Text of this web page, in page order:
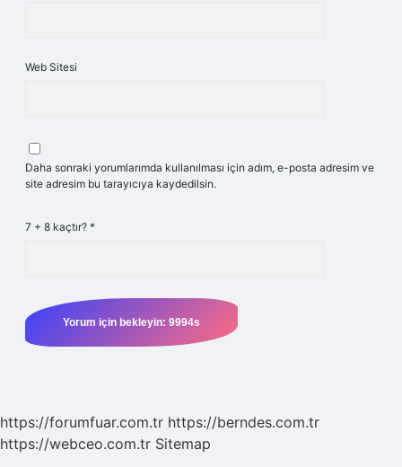
Web Sitesi
Daha sonraki yorumlarımda kullanılması için adım, e-posta adresim ve
site adresim bu tarayıcıya kaydedilsin.
7 + 8 kaçtır? *
https://forumfuar.com.tr https://berndes.com.tr
https://webceo.com.tr Sitemap